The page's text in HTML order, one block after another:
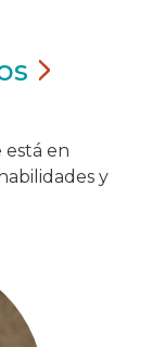
en
y